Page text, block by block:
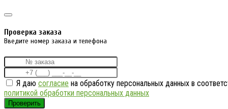
Проверка заказа
Введите номер заказа и телефона
Я даю согласие на обработку персональных данных в
политикой обработки персональных данных
Проверить